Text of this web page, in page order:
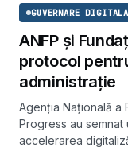
GUVERNARE DIGITALA
ANFP și
protocol
administrație
Agenția Națională a
Progress au
accelerarea